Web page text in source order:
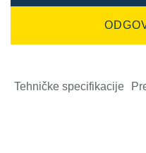
Tehničke specifikacije